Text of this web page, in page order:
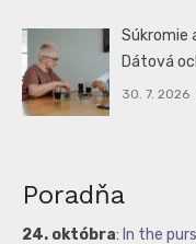
Súkromie
Dátová
30. 7. 2026
Poradňa
24. októbra: In the